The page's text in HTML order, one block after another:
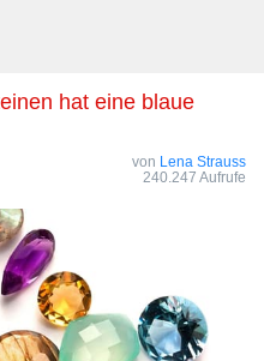
von Lena Strauss
240.247 Aufrufe